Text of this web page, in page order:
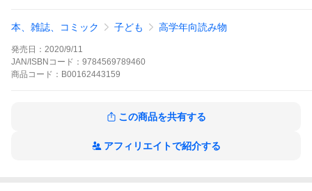
るために、イーファは……。 ★トパーズ――老人の忠告を聞かず
のために生贄をささげていた一族。秘密をしった青飛は……。 ★
黒真珠――惚れた女性にふさわしい宝石を見つけたアンリだ
が……。 ★ダイヤモンド――人間の強い欲望によって、つねに争
お話が6話。充実の短篇集!
本、雑誌、コミック 子ども 高学年向読み物
発売日： 2020/9/11
JAN/ISBNコード： 9784569789460
商品 コード： B00162443159
この商品を共有する
アフィリエイトで紹介する